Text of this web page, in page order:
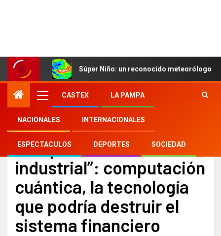
Súper Niño: un reconocido meteorólogo
CASTEX LA PAMPA
NACIONALES INTERNACIONALES
ESPECTACULOS DEPORTES SOCIEDAD
“La quinta revolución
industrial”: computación
cuántica, la tecnología
que podría destruir el
sistema financiero